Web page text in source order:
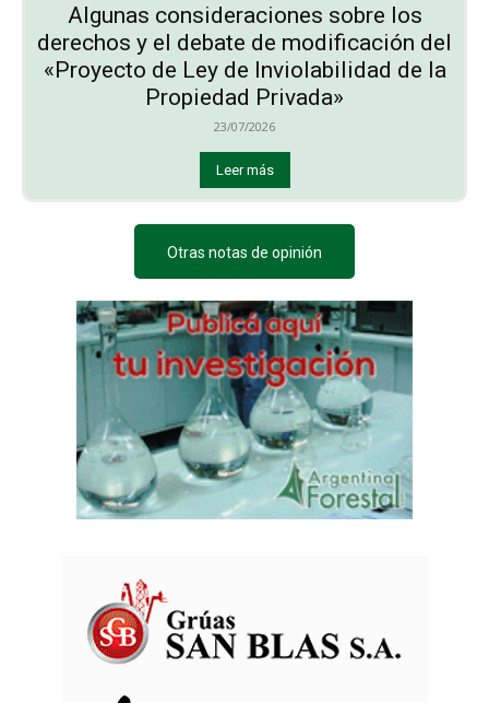
Algunas consideraciones sobre los
derechos y el debate de modificación del
«Proyecto de Ley de Inviolabilidad de la
Propiedad Privada»
23/07/2026
Leer más
Otras notas de opinión